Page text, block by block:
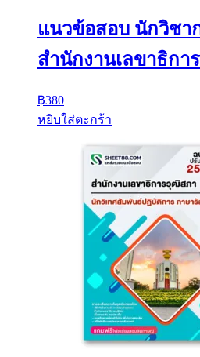
แนวข้อสอบ นักวิชา
สำนักงานเลขาธิกา
฿380
หยิบใส่ตะกร้า